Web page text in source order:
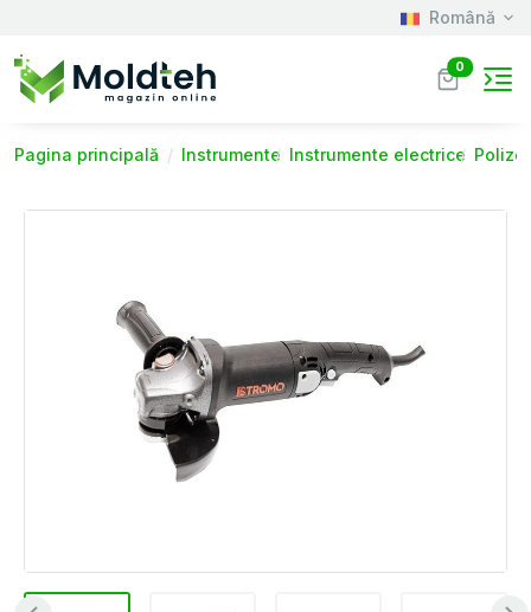
Română
0
Pagina principală Instrumente Instrumente electrice